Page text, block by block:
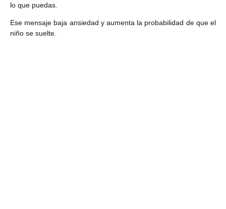
lo que puedas.
Ese mensaje baja ansiedad y aumenta la probabilidad de que el
niño se suelte.